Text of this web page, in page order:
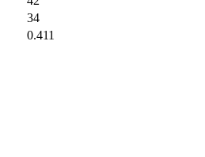
34
0.411